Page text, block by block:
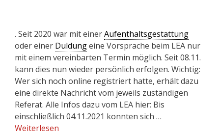
. Seit 2020 war mit einerAufenthaltsgestattung
oder einer Duldungeine Vorsprache beim LEA nur
mit einem vereinbarten Termin möglich. Seit 08.11.
kann dies nun wieder persönlich erfolgen. Wichtig:
Wer sich noch online registriert hatte, erhält dazu
eine direkte Nachricht vom jeweils zuständigen
Referat. Alle Infos dazu vom LEA hier: Bis
einschließlich 04.11.2021 konnten sich …
Weiterlesen